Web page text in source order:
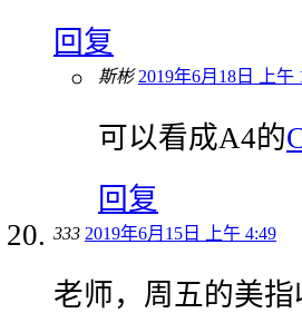
回复
斯彬 2019年6月18日 上午
可以看成A4的
回复
333 2019年6月15日 上午 4:49
老师，周五的美